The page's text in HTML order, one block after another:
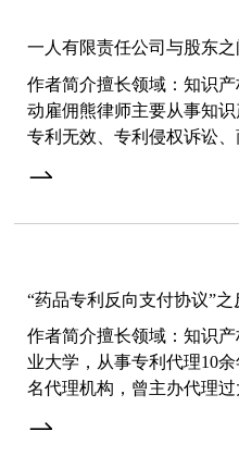
一人有限责任公司与股东
作者简介擅长领域：知识
动雇佣熊律师主要从事知
专利无效、专利侵权诉讼
“药品专利反向支付协议”之
作者简介擅长领域：知识
业大学，从事专利代理10
名代理机构，曾主办代理